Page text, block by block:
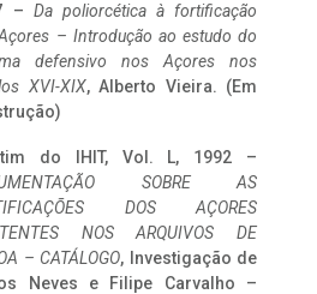
– Da poliorcética à fortificação
– Introdução ao estudo do
defensivo nos Açores nos
XVI-XIX, Alberto Vieira. (Em
do IHIT, Vol. L, 1992 –
SOBRE AS
DOS AÇORES
NOS ARQUIVOS DE
– CATÁLOGO, Investigação de
Neves e Filipe Carvalho –